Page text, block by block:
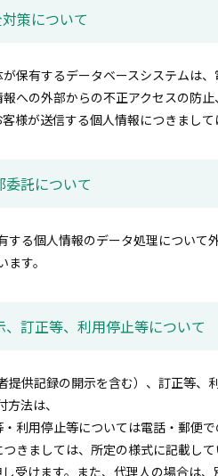
策について
が保有するデータベースシステムは
報への外部からの不正アクセスの防
様が送信する個人情報につきまして
委託について
する個人情報のデータ処理につい
す。
、訂正等、利用停止等について
提供記録の開示を含む）、訂正等
方法は、
・利用停止等については電話・郵便で
つきましては、所定の様式に記載し
受けます。また、代理人の場合は